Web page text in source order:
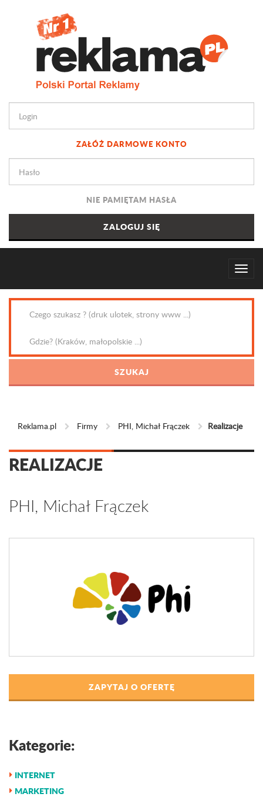
ZAŁÓŻ DARMOWE KONTO
NIE PAMIĘTAM HASŁA
Reklama.pl Firmy PHI, Michał Frączek Realizacje
REALIZACJE
PHI, Michał Frączek
ZAPYTAJ O OFERTĘ
Kategorie:
INTERNET
MARKETING